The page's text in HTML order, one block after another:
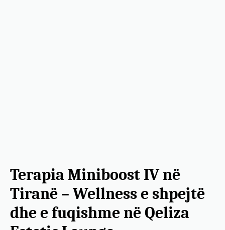
Terapia Miniboost IV në
Tiranë – Wellness e shpejtë
dhe e fuqishme në Qeliza